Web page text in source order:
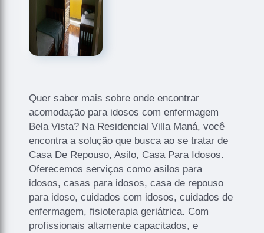
Quer saber mais sobre onde encontrar
acomodação para idosos com enfermagem
Bela Vista? Na Residencial Villa Maná, você
encontra a solução que busca ao se tratar de
Casa De Repouso, Asilo, Casa Para Idosos.
Oferecemos serviços como asilos para
idosos, casas para idosos, casa de repouso
para idoso, cuidados com idosos, cuidados de
enfermagem, fisioterapia geriátrica. Com
profissionais altamente capacitados, e